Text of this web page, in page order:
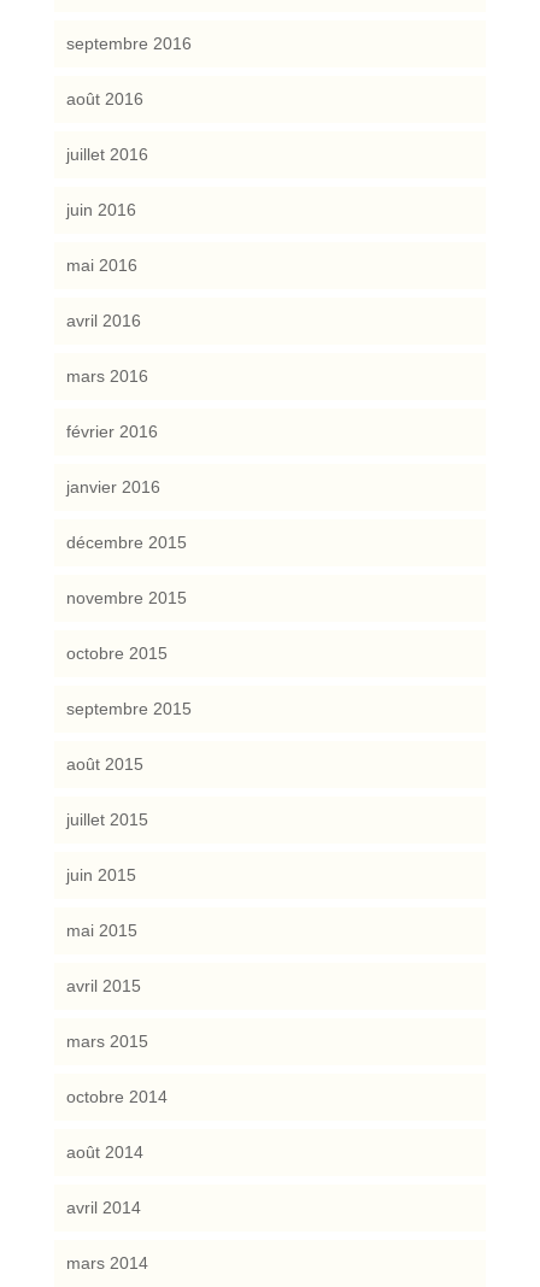
septembre 2016
août 2016
juillet 2016
juin 2016
mai 2016
avril 2016
mars 2016
février 2016
janvier 2016
décembre 2015
novembre 2015
octobre 2015
septembre 2015
août 2015
juillet 2015
juin 2015
mai 2015
avril 2015
mars 2015
octobre 2014
août 2014
avril 2014
mars 2014